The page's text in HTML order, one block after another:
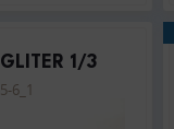
1/3
6_1